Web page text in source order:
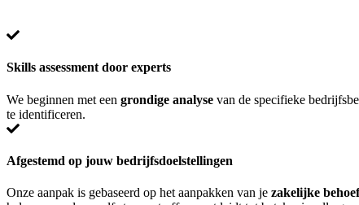
Skills assessment door experts
We beginnen met een grondige analyse van de specifieke
te identificeren.
Afgestemd op jouw bedrijfsdoelstellingen
Onze aanpak is gebaseerd op het aanpakken van je zakelijke